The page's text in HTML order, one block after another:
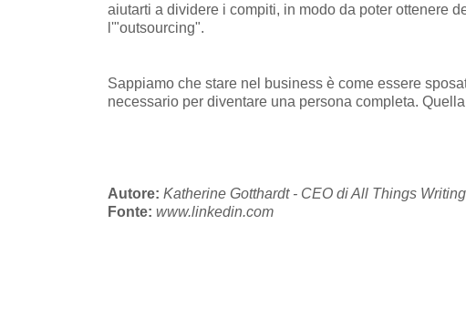
aiutarti a dividere i compiti, in modo da poter ottenere
l'"outsourcing".
Sappiamo che stare nel business è come essere
necessario per diventare una persona completa.
Autore: Katherine Gotthardt - CEO di All Things Writing
Fonte: www.linkedin.com